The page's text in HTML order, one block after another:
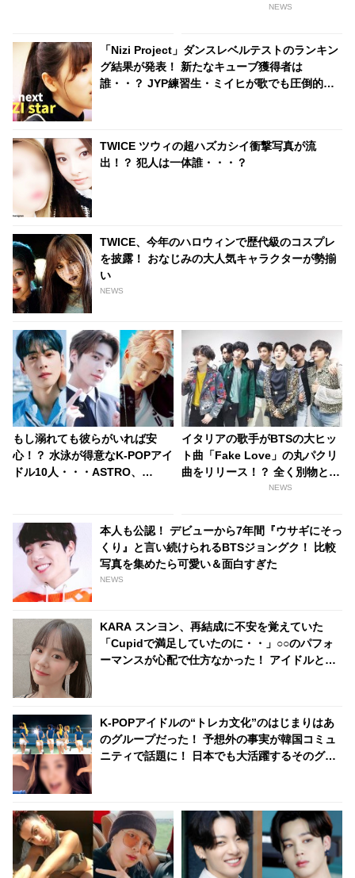
た深い思いに感動
のあの人だった！ 一部ファンか
NEWS
「Nizi Project」ダンスレベルテストのランキン
グ結果が発表！ 新たなキューブ獲得者は
誰・・？ JYP練習生・ミイヒが歌でも圧倒的な
TWICE ツウィの超ハズカシイ衝撃写真が流
出！？ 犯人は一体誰・・・？
TWICE、今年のハロウィンで歴代級のコスプレ
を披露！ おなじみの大人気キャラクターが勢揃
い
NEWS
もし溺れても彼らがいれば安
心！？ 水泳が得意なK-POPアイ
ドル10人・・・ASTRO、
イタリアの歌手がBTSの大ヒッ
ト曲「Fake Love」の丸パクリ
曲をリリース！？ 全く別物とし
ての発表にARMYが大激怒
NEWS
本人も公認！ デビューから7年間『ウサギにそっ
くり』と言い続けられるBTSジョングク！ 比較
写真を集めたら可愛い＆面白すぎた
NEWS
KARA スンヨン、再結成に不安を覚えていた
「Cupidで満足していたのに・・」○○のパフォ
ーマンスが心配で仕方なかった！ アイドルとし
K-POPアイドルの“トレカ文化”のはじまりはあ
のグループだった！ 予想外の事実が韓国コミュ
ニティで話題に！ 日本でも大活躍するそのグル